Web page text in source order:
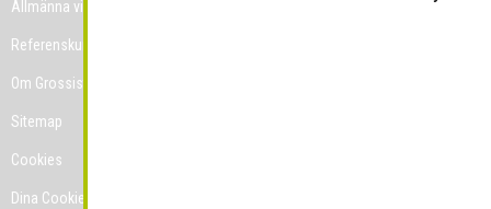
Allmänna villkor
Referenskunder
Om Grossist.se
Sitemap
Cookies
Dina Cookie-prefenser